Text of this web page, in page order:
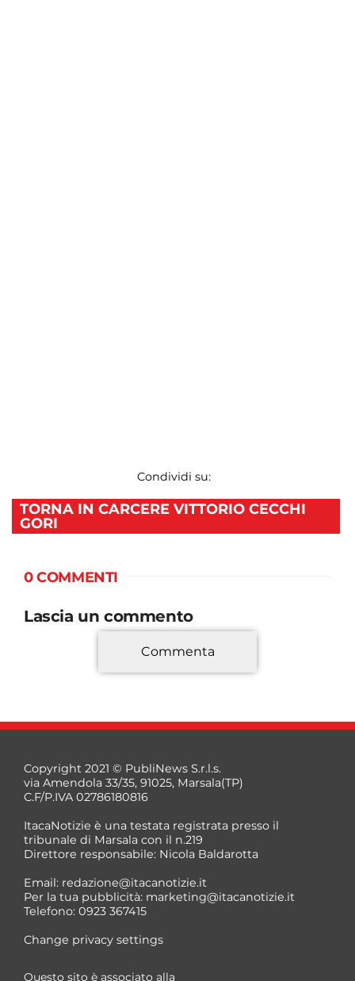
Condividi su:
TORNA IN CARCERE VITTORIO CECCHI
GORI
0 COMMENTI
Lascia un commento
*
*
Commenta
Copyright 2021 © PubliNews S.r.l.s.
via Amendola 33/35, 91025, Marsala(TP)
C.F/P.IVA 02786180816
ItacaNotizie è una testata registrata presso il
tribunale di Marsala con il n.219
Direttore responsabile: Nicola Baldarotta
Email: redazione@itacanotizie.it
Per la tua pubblicità: marketing@itacanotizie.it
Telefono: 0923 367415
Change privacy settings
Questo sito è associato alla